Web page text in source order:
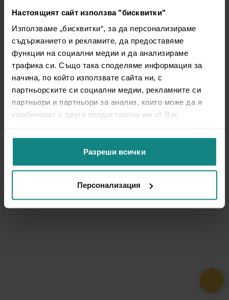
Настоящият сайт използва "бисквитки"
Използваме „бисквитки“, за да персонализираме
съдържанието и рекламите, да предоставяме
функции на социални медии и да анализираме
трафика си. Също така споделяме информация за
начина, по който използвате сайта ни, с
партньорските си социални медии, рекламните си
партньори и партньори за анализ, които може да я
комбинират с друга предоставена им от Вас
ползването от Ваша страна на услугите им.
Разреши всички
Персонализация